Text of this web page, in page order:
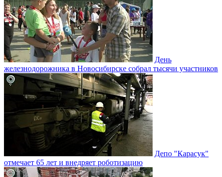
День
железнодорожника в Новосибирске собрал тысячи участников
Депо "Карасук"
отмечает 65 лет и внедряет роботизацию